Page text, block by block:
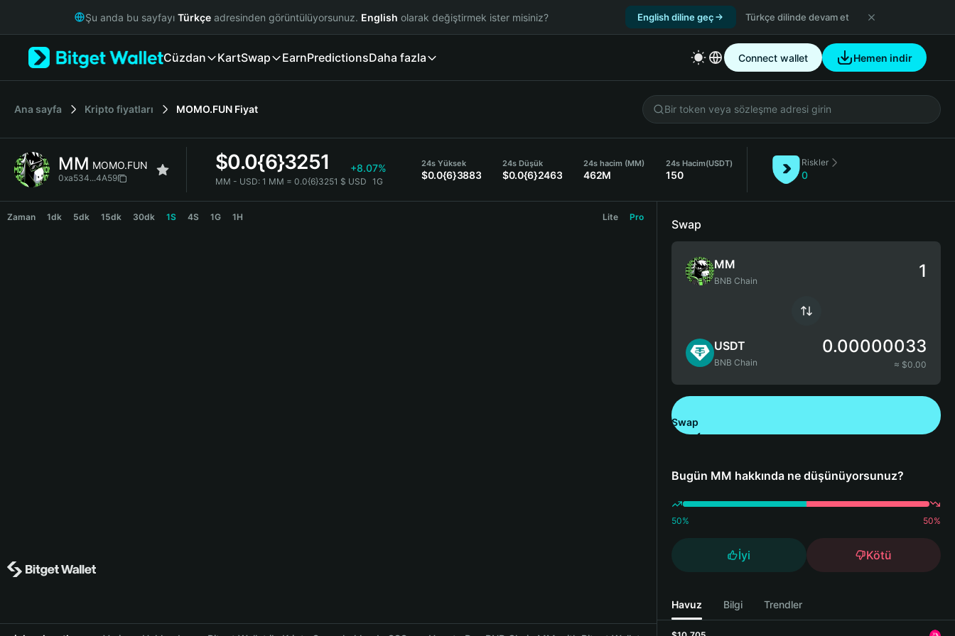
Русский
Italiano
简体中文
繁體中文
Bahasa Indonesia
Şu anda bu sayfayı Türkçe adresinden görüntülüyorsunuz. English olarak değiştirmek ister misiniz? English diline geç Türkçe dilinde devam et
Cüzdan KartSwap EarnPredictionsDaha fazla Connect wallet Hemen indir
Ana sayfa Kripto fiyatları MOMO.FUN Fiyat
MM MOMO.FUN
0xa534...4A59
$0.0{6}3251 +8.07%
MM - USD: 1 MM = 0.0{6}3251 $ USD 1G
24s Yüksek
$0.0{6}3883
24s Düşük
$0.0{6}2463
24s hacim (MM)
462M
24s Hacim(USDT)
150
Riskler
0
Zaman 1dk 5dk 15dk 30dk 1S 4S 1G 1H Lite Pro
Swap
MM
BNB Chain
USDT
BNB Chain
0.00000033
≈ $0.00
Swap
Bugün MM hakkında ne düşünüyorsunuz?
50% 50%
İyi Kötü
Havuz Bilgi Trendler